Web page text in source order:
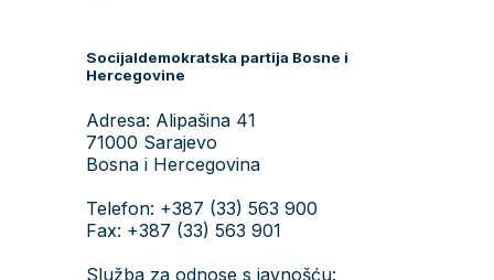
Socijaldemokratska partija Bosne i
Hercegovine
Adresa: Alipašina 41
71000 Sarajevo
Bosna i Hercegovina
Telefon: +387 (33) 563 900
Fax: +387 (33) 563 901
Služba za odnose s javnošću: